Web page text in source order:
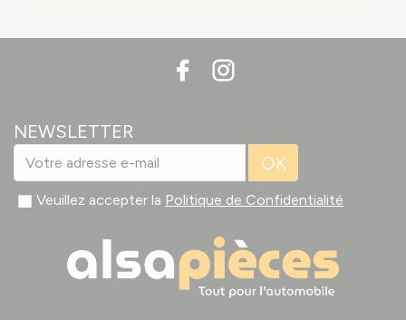
NEWSLETTER
OK
Veuillez accepter la Politique de Confidentialité